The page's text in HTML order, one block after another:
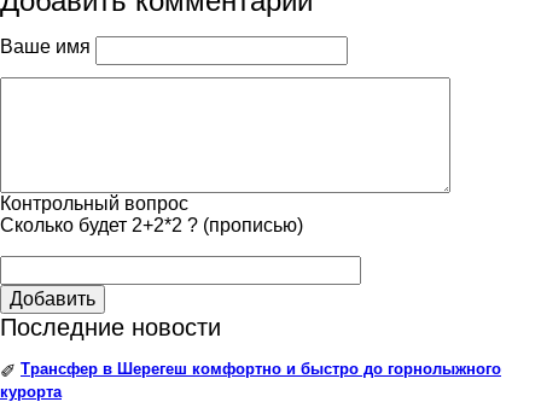
Ваше имя
Контрольный вопрос
Сколько будет 2+2*2 ? (прописью)
Добавить
Последние новости
✐ Трансфер в Шерегеш комфортно и быстро до горнолыжного
курорта